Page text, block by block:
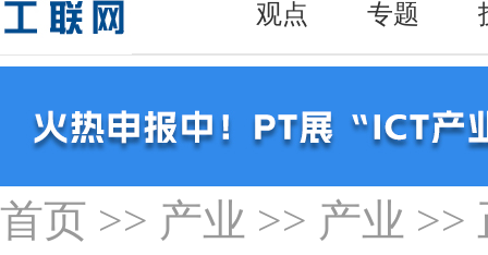
首页 >> 产业 >> 产业 >>